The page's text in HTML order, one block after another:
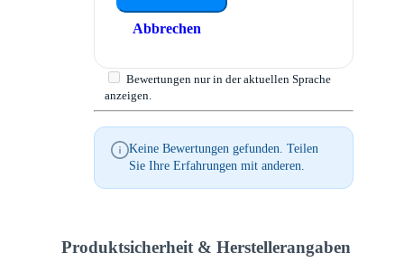
Abbrechen
Bewertungen nur in der aktuellen Sprache
anzeigen.
Keine Bewertungen gefunden. Teilen
Sie Ihre Erfahrungen mit anderen.
Produktsicherheit & Herstellerangaben